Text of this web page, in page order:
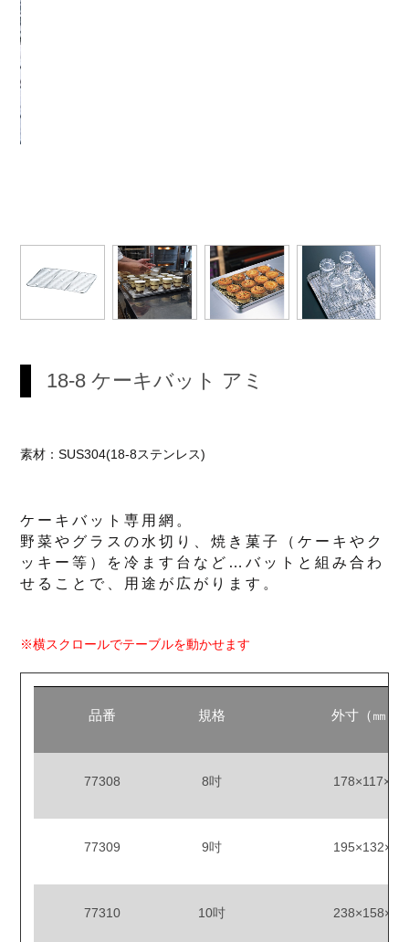
18-8 ケーキバット アミ
素材：SUS304(18-8ステンレス)
ケーキバット専用網。
野菜やグラスの水切り、焼き菓子（ケーキやク
ッキー等）を冷ます台など…バットと組み合わ
せることで、用途が広がります。
※横スクロールでテーブルを動かせます
品番 規格 外寸（㎜）
77308 8吋 178×117×8
77309 9吋 195×132×8
77310 10吋 238×158×8